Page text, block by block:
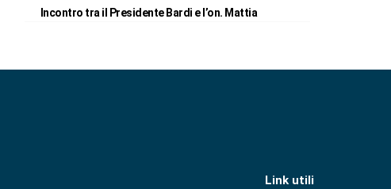
Incontro tra il Presidente Bardi e l’on. Mattia
Link utili